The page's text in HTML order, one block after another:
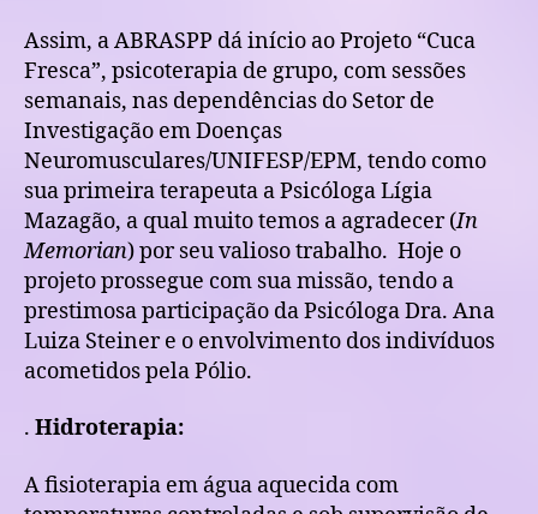
Assim, a ABRASPP dá início ao Projeto “Cuca
Fresca”, psicoterapia de grupo, com sessões
semanais, nas dependências do Setor de
Investigação em Doenças
Neuromusculares/UNIFESP/EPM, tendo como
sua primeira terapeuta a Psicóloga Lígia
Mazagão, a qual muito temos a agradecer (In
Memorian) por seu valioso trabalho. Hoje o
projeto prossegue com sua missão, tendo a
prestimosa participação da Psicóloga Dra. Ana
Luiza Steiner e o envolvimento dos indivíduos
acometidos pela Pólio.
. Hidroterapia:
A fisioterapia em água aquecida com